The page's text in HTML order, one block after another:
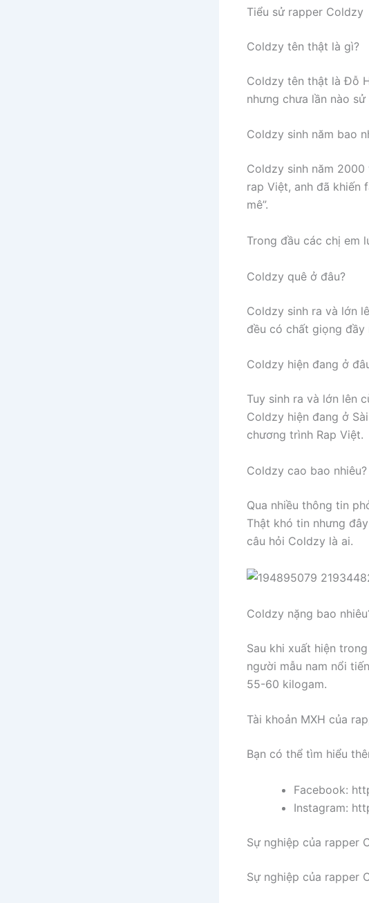
Tiểu sử rapper Coldzy
Coldzy tên thật là gì?
Coldzy tên thật là Đỗ
nhưng chưa lần nào
Coldzy sinh năm bao
Coldzy sinh năm
rap Việt, anh đã khiến
mê”.
Trong đầu các chị em
Coldzy quê ở đâu?
Coldzy sinh ra và lớn
đều có chất giọng đầy
Coldzy hiện đang ở
Tuy sinh ra và lớn lên
Coldzy hiện đang ở
chương trình Rap Việt.
Coldzy cao bao nhiêu?
Qua nhiều thông tin
Thật khó tin nhưng
câu hỏi Coldzy là ai.
Coldzy nặng bao
Sau khi xuất hiện
người mẫu nam nổi
55-60 kilogam.
Tài khoản MXH của
Bạn có thể tìm hiểu
Facebook:
Instagram:
Sự nghiệp của rapper
Sự nghiệp của rapper